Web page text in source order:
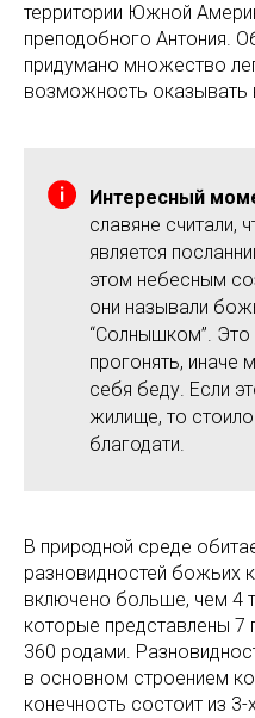
территории Южной
преподобного Антония.
придумано множество
возможность оказывать
Интересный
славяне считали,
является
этом небесным
они называли
“Солнышком”.
прогонять,
себя беду. Если
жилище, то
благодати.
В природной среде
разновидностей божьих
включено больше, чем 4
которые представлены 7
360 родами.
в основном строением
конечность состоит из